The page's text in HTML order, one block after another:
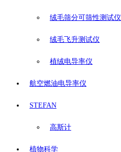
绒毛筛分可筛性测试仪
绒毛飞升测试仪
植绒电导率仪
航空燃油电导率仪
STEFAN
高斯计
植物科学